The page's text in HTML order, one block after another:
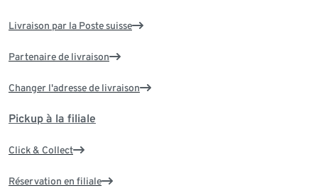
Livraison par la Poste suisse
Partenaire de livraison
Changer l'adresse de livraison
Pickup à la filiale
Click & Collect
Réservation en filiale